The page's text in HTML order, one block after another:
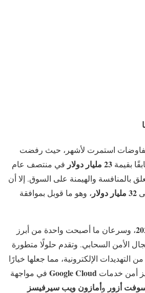
مفاوضات استمرت لأشهر، حيث رفضت
بقيمة 23 مليار دولار
في منتصف عام
بالمنافسة والهيمنة على السوق. إلا أن
32 مليار دولار
، وهو ما قوبل بموافقة
، وسرعان ما أصبحت واحدة من أبرز
الأمن السحابي. وتقدم حلولًا متطورة
التهديدات الإلكترونية، مما جعلها خيارًا
أمن خدمات Google Cloud في مواجهة
أزور وأمازون ويب سيرفيسز